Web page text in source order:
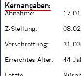
Kernangaben:
Abnahme:
Z-Stellung:
Verschrottung:
Erreichtes Alter: 44